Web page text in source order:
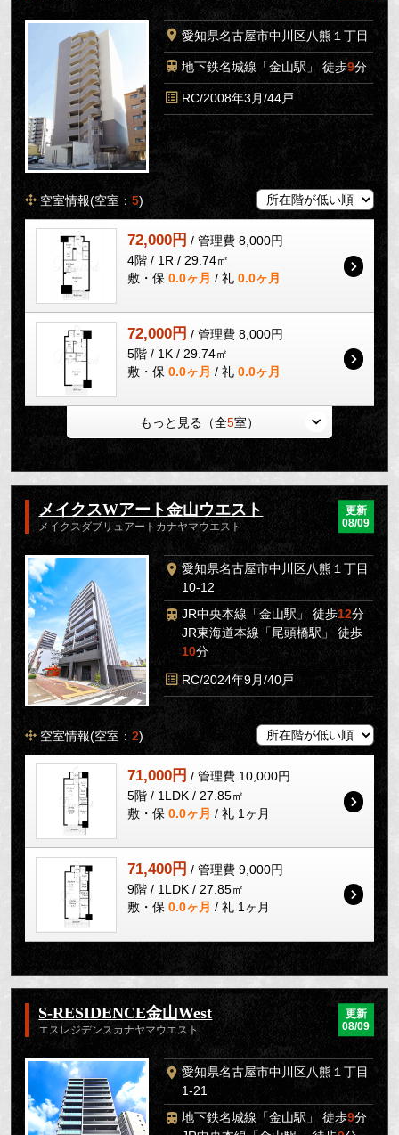
愛知県名古屋市中川区八熊１丁目
地下鉄名城線「金山駅」 徒歩9分
RC/2008年3月/44戸
空室情報(空室：5)
72,000円 / 管理費 8,000円
4階 / 1R / 29.74㎡
敷・保 0.0ヶ月 / 礼 0.0ヶ月
72,000円 / 管理費 8,000円
5階 / 1K / 29.74㎡
敷・保 0.0ヶ月 / 礼 0.0ヶ月
もっと見る（全5室）
メイクスWアート金山ウエスト
メイクスダブリュアートカナヤマウエスト
更新
08/09
愛知県名古屋市中川区八熊１丁目
10-12
JR中央本線「金山駅」 徒歩12分
JR東海道本線「尾頭橋駅」 徒歩
10分
RC/2024年9月/40戸
空室情報(空室：2)
71,000円 / 管理費 10,000円
5階 / 1LDK / 27.85㎡
敷・保 0.0ヶ月 / 礼 1ヶ月
71,400円 / 管理費 9,000円
9階 / 1LDK / 27.85㎡
敷・保 0.0ヶ月 / 礼 1ヶ月
S-RESIDENCE金山West
エスレジデンスカナヤマウエスト
更新
08/09
愛知県名古屋市中川区八熊１丁目
1-21
地下鉄名城線「金山駅」 徒歩9分